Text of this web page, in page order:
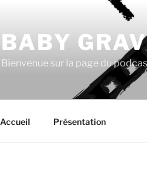
BABY
Bienvenue sur la page du
Accueil Présentation